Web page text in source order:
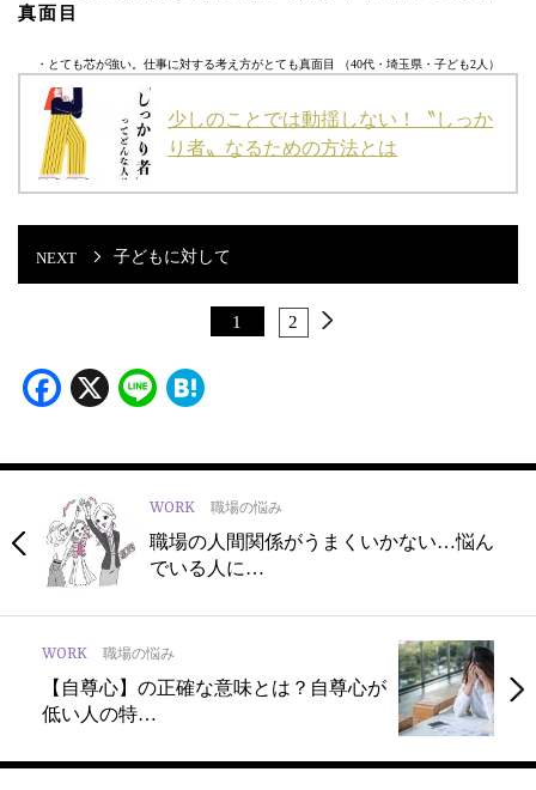
真面目
・とても芯が強い。仕事に対する考え方がとても真面目 （40代・埼玉県・子ども2人）
少しのことでは動揺しない！〝しっか
り者〟なるための方法とは
子どもに対して
1 2
Facebook
X Line
WORK 職場の悩み
職場の人間関係がうまくいかない…悩ん
でいる人に…
WORK 職場の悩み
【自尊心】の正確な意味とは？自尊心が
低い人の特…